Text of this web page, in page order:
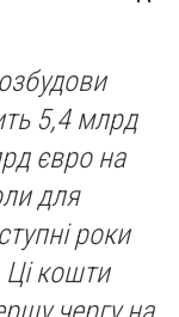
5,4 млрд
євро на
для
роки
кошти